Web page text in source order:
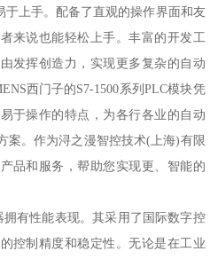
于上手。配备了直观的操作界面和友
来说也能轻松上手。丰富的开发工
发挥创造力，实现更多复杂的自动
西门子的S7-1500系列PLC模块凭
于操作的特点，为各行各业的自动
案。作为浔之漫智控技术(上海)有限
品和服务，帮助您实现更、智能的
性能表现。其采用了国际数字控
控制精度和稳定性。无论是在工业